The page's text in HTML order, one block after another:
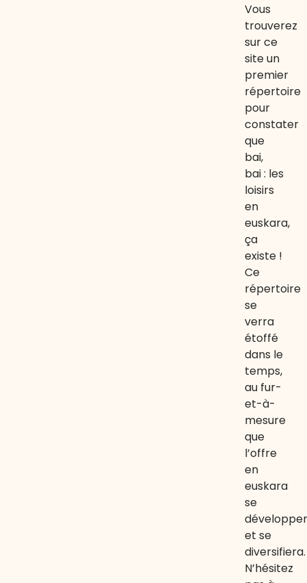
Vous
trouverez
sur ce
site un
premier
répertoire
pour
constater
que
bai,
bai : les
loisirs
en
euskara,
ça
existe !
Ce
répertoire
se
verra
étoffé
dans le
temps,
au fur-
et-à-
mesure
que
l’offre
en
euskara
se
et se
diversifiera.
N’hésitez